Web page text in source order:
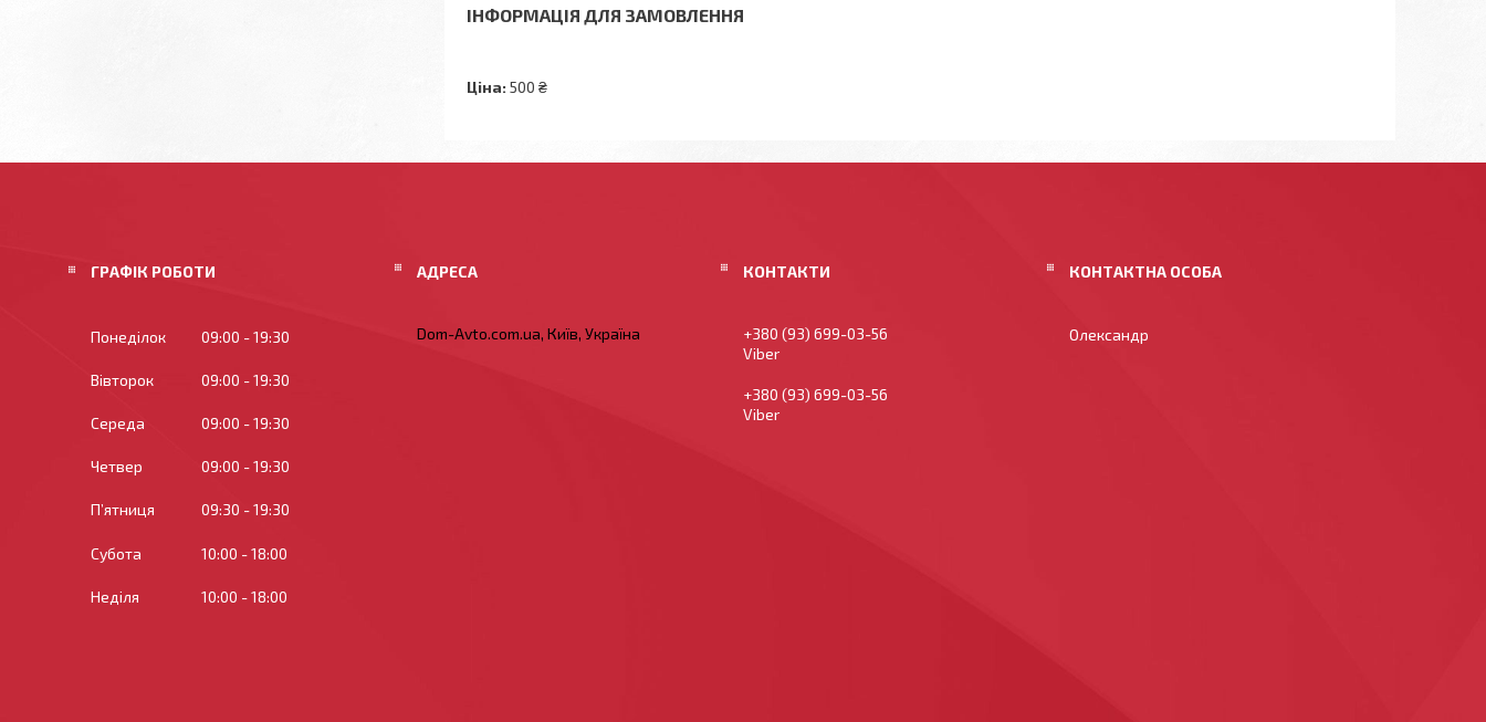
ІНФОРМАЦІЯ ДЛЯ ЗАМОВЛЕННЯ
Ціна: 500 ₴
ГРАФІК РОБОТИ
Понеділок 09:00 19:30
Вівторок 09:00 19:30
Середа 09:00 19:30
Четвер 09:00 19:30
Пʼятниця 09:30 19:30
Субота 10:00 18:00
Неділя 10:00 18:00
Dom-Avto.com.ua, Київ, Україна
+380 (93) 699-03-56
Viber
+380 (93) 699-03-56
Viber
Олександр